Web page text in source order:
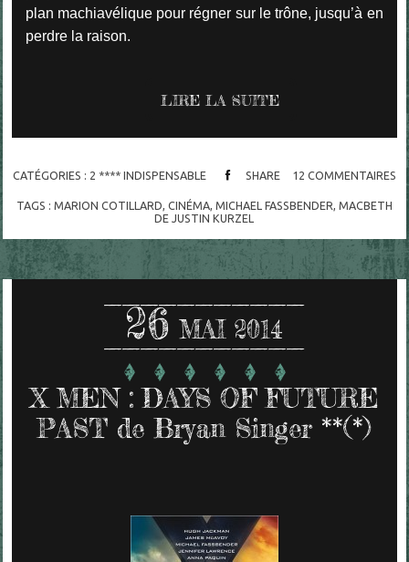
plan machiavélique pour régner sur le trône, jusqu’à en
perdre la raison.
LIRE LA SUITE
CATÉGORIES : 2 **** INDISPENSABLE SHARE 12 COMMENTAIRES
TAGS : MARION COTILLARD CINÉMA, MICHAEL FASSBENDER MACBETH
DE JUSTIN KURZEL
26 MAI 2014
X MEN : DAYS OF FUTURE
PAST de Bryan Singer **(*)